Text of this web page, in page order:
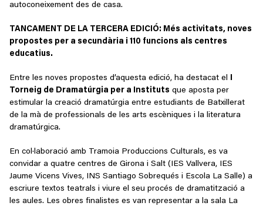
autoconeixement des de casa.
TANCAMENT DE LA TERCERA EDICIÓ: Més activitats, noves
propostes per a secundària i 110 funcions als centres
educatius.
Entre les noves propostes d’aquesta edició, ha destacat el
Torneig de Dramatúrgia per a Instituts que aposta per
estimular la creació dramatúrgia entre estudiants de Batxillerat
de la mà de professionals de les arts escèniques i la literatura
dramatúrgica.
En col·laboració amb Tramoia Produccions Culturals, es va
convidar a quatre centres de Girona i Salt (IES Vallvera, IES
Jaume Vicens Vives, INS Santiago Sobrequés i Escola La Salle) a
escriure textos teatrals i viure el seu procés de dramatització a
les aules. Les obres finalistes es van representar a la sala La